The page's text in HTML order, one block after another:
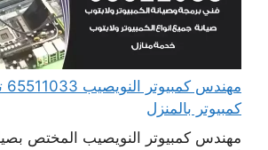
كمبيوتر بالمنزل
مهندس كمبيوتر النويصيب المختص